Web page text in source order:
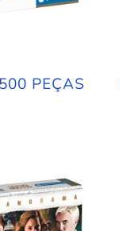
PEÇAS